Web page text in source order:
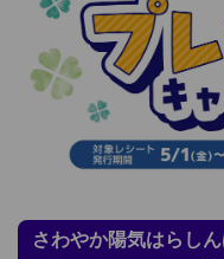
さわやか陽気はらし